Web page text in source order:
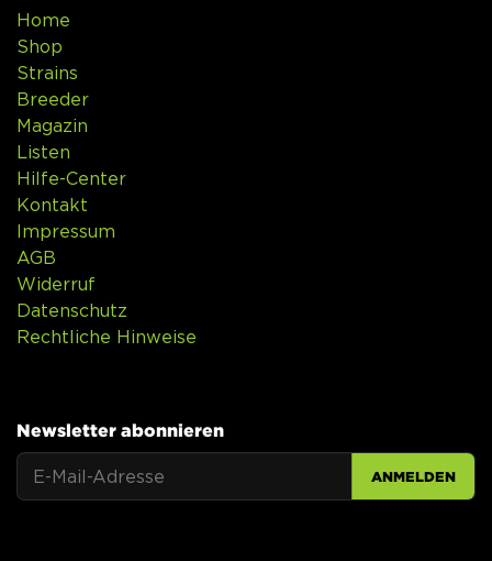
Home
Shop
Strains
Breeder
Magazin
Listen
Hilfe-Center
Kontakt
Impressum
AGB
Widerruf
Datenschutz
Rechtliche Hinweise
Newsletter abonnieren
ANMELDEN